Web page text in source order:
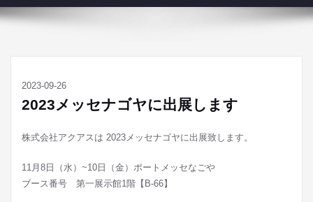
切
2023-09-26
2023メッセナゴヤに出展します
株式会社アクアスは 2023メッセナゴヤに出展致します。
11月8日（水）~10日（金）ポートメッセなごや
ブース番号 第一展示館1階【B-66】